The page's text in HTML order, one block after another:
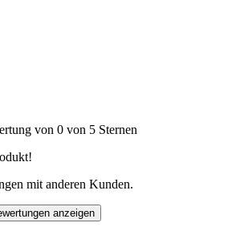
von 0 von 5 Sternen
mit anderen Kunden.
anzeigen